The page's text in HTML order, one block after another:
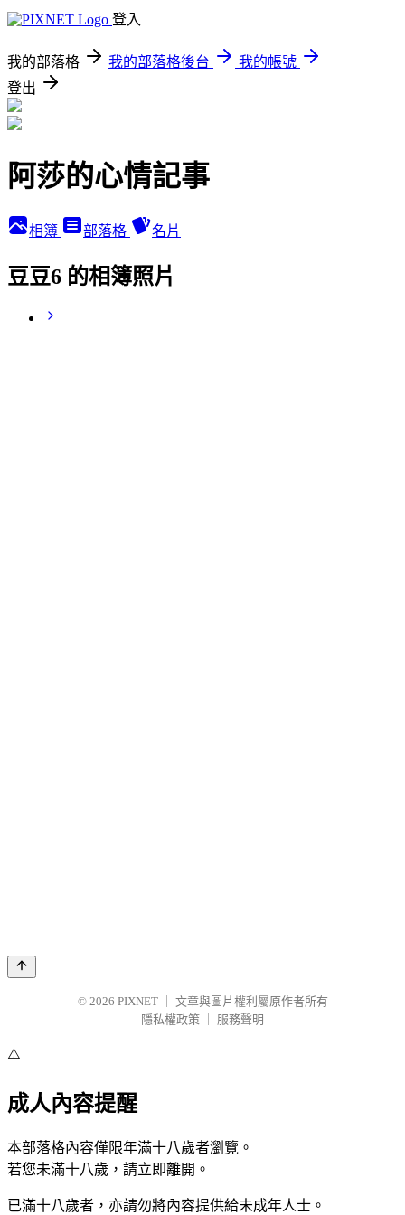
登入
我的部落格 我的部落格後台
我的帳號
登出
阿莎的心情記事
相簿 部落格 名片
豆豆6 的相簿照片
© 2026 PIXNET
文章與圖片權利屬原作者所有
隱私權政策
服務聲明
⚠️
成人內容提醒
本部落格內容僅限年滿十八歲者瀏覽。
若您未滿十八歲，請立即離開。
已滿十八歲者，亦請勿將內容提供給未成年人士。